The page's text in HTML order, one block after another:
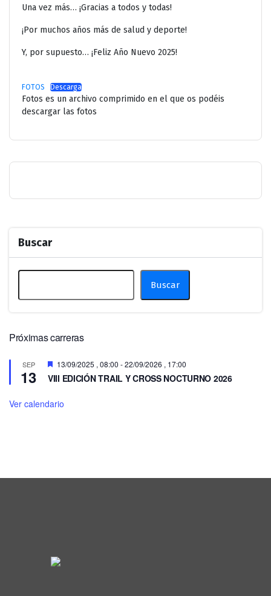
Una vez más… ¡Gracias a todos y todas!
¡Por muchos años más de salud y deporte!
Y, por supuesto… ¡Feliz Año Nuevo 2025!
FOTOS Descarga
Fotos es un archivo comprimido en el que os podéis
descargar las fotos
Buscar
Buscar
Próximas carreras
SEP
13
Destacado
13/09/2025 , 08:00 -22/09/2026 , 17:00
VIII EDICIÓN TRAIL Y CROSS NOCTURNO 2026
Ver calendario